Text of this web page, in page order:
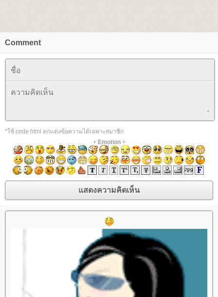
Comment
*ใช้ code html ตกแต่งข้อความได้เฉพาะสมาชิก
+ Emotion+